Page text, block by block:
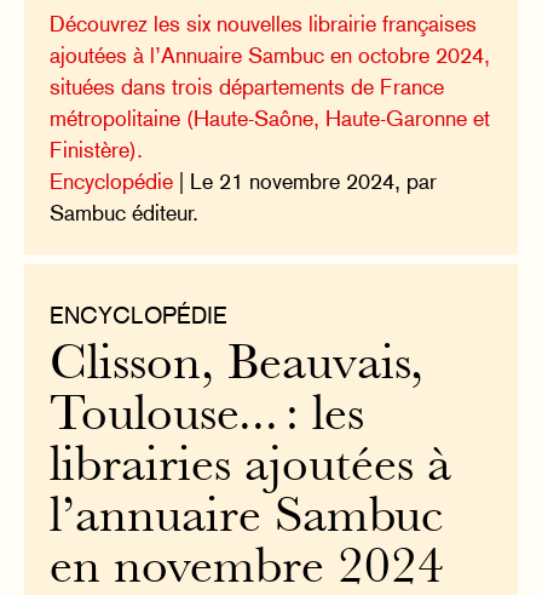
Découvrez les six nouvelles librairie françaises
ajoutées à l’Annuaire Sambuc en octobre 2024,
situées dans trois départements de France
métropolitaine (Haute-Saône, Haute-Garonne et
Finistère).
Encyclopédie | Le 21 novembre 2024, par
Sambuc éditeur.
ENCYCLOPÉDIE
Clisson, Beauvais,
Toulouse... : les
librairies ajoutées à
l’annuaire Sambuc
en novembre 2024